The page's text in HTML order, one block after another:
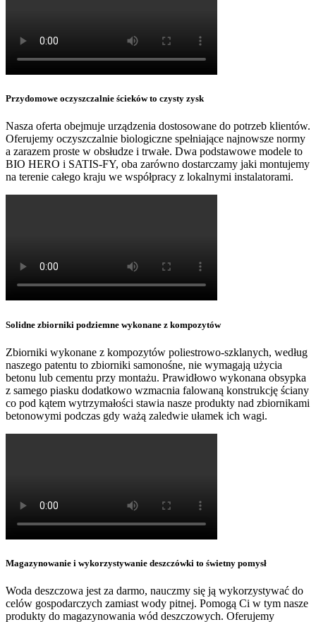
Przydomowe oczyszczalnie ścieków to czysty zysk
Nasza oferta obejmuje urządzenia dostosowane do potrzeb klientów.
Oferujemy oczyszczalnie biologiczne spełniające najnowsze normy
a zarazem proste w obsłudze i trwałe. Dwa podstawowe modele to
BIO HERO i SATIS-FY, oba zarówno dostarczamy jaki montujemy
na terenie całego kraju we współpracy z lokalnymi instalatorami.
Solidne zbiorniki podziemne wykonane z kompozytów
Zbiorniki wykonane z kompozytów poliestrowo-szklanych, według
naszego patentu to zbiorniki samonośne, nie wymagają użycia
betonu lub cementu przy montażu. Prawidłowo wykonana obsypka
z samego piasku dodatkowo wzmacnia falowaną konstrukcję ściany
co pod kątem wytrzymałości stawia nasze produkty nad zbiornikami
betonowymi podczas gdy ważą zaledwie ułamek ich wagi.
Magazynowanie i wykorzystywanie deszczówki to świetny pomysł
Woda deszczowa jest za darmo, nauczmy się ją wykorzystywać do
celów gospodarczych zamiast wody pitnej. Pomogą Ci w tym nasze
produkty do magazynowania wód deszczowych. Oferujemy